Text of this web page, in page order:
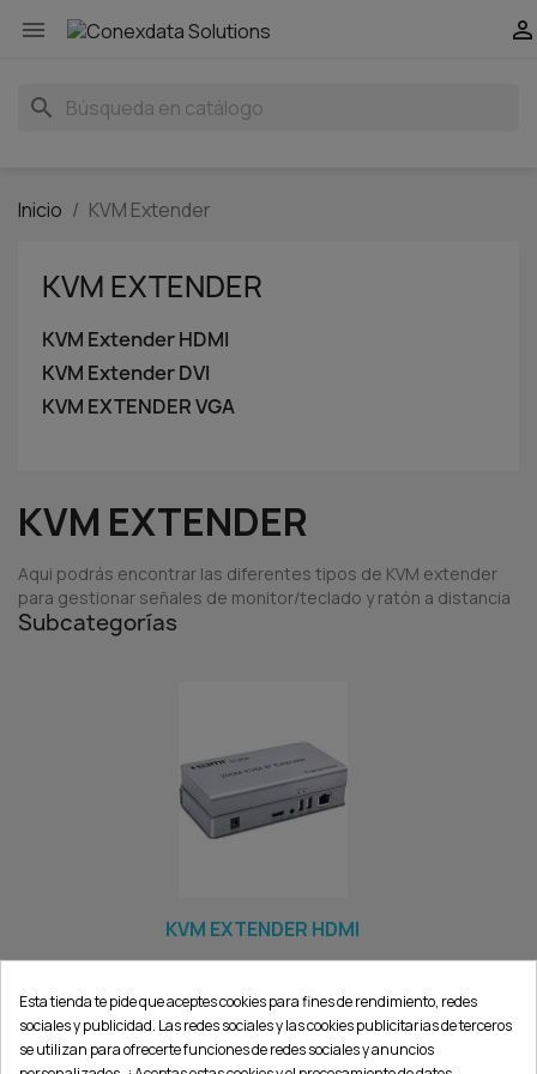
 
search
Inicio KVM Extender
KVM EXTENDER
KVM Extender HDMI
KVM Extender DVI
KVM EXTENDER VGA
KVM EXTENDER
Aqui podrás encontrar las diferentes tipos de KVM extender
para gestionar señales de monitor/teclado y ratón a distancia
Subcategorías
KVM EXTENDER HDMI
Esta tienda te pide que aceptes cookies para fines de rendimiento, redes
sociales y publicidad. Las redes sociales y las cookies publicitarias de terceros
se utilizan para ofrecerte funciones de redes sociales y anuncios